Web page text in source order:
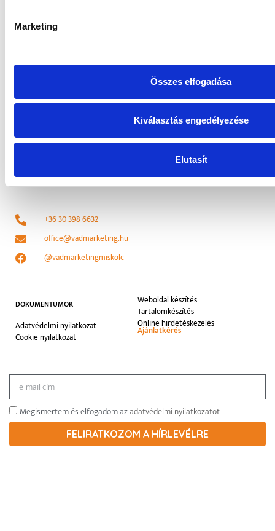
Marketing
Összes elfogadása
Kiválasztás engedélyezése
Elutasít
V.AD MARKETING
Online kommunikáció a
Online kommunikációs
csatornáid a COVID-19 idején 1. rész
+36 30 398 6632
office@vadmarketing.hu
@vadmarketingmiskolc
DOKUMENTUMOK
Adatvédelmi nyilatkozat
Cookie nyilatkozat
Weboldal készítés
Tartalomkészítés
Online hirdetéskezelés
Ajánlatkérés
Megismertem és elfogadom azadatvédelmi nyilatkozatot
FELIRATKOZOM A HÍRLEVÉLRE